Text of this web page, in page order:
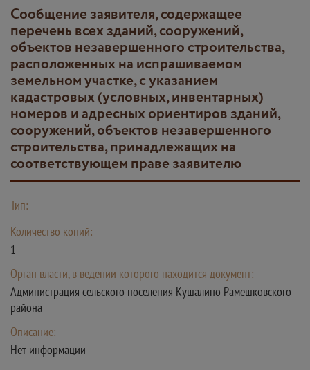
Сообщение заявителя, содержащее
перечень всех зданий, сооружений,
объектов незавершенного строительства,
расположенных на испрашиваемом
земельном участке, с указанием
кадастровых (условных, инвентарных)
номеров и адресных ориентиров зданий,
сооружений, объектов незавершенного
строительства, принадлежащих на
соответствующем праве заявителю
Тип:
Количество копий:
1
Орган власти, в ведении которого находится документ:
Администрация сельского поселения Кушалино Рамешковского
района
Описание:
Нет информации